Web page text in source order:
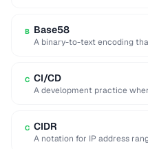
B Base58
A binary-to-text encoding
C CI/CD
A development practice
C CIDR
A notation for IP address